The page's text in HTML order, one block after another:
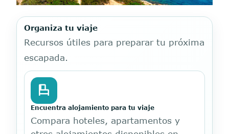
Organiza tu viaje
Recursos útiles para preparar tu próxima
escapada.
Encuentra alojamiento para tu viaje
Compara hoteles, apartamentos y